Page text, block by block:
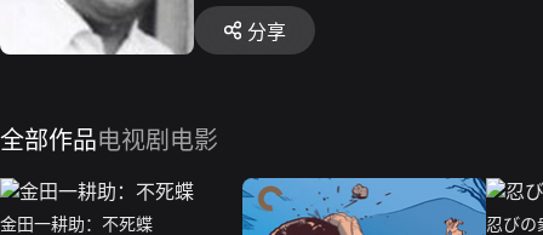
分享
全部作品电视剧 电影
金田一耕助：不死蝶
忍びの